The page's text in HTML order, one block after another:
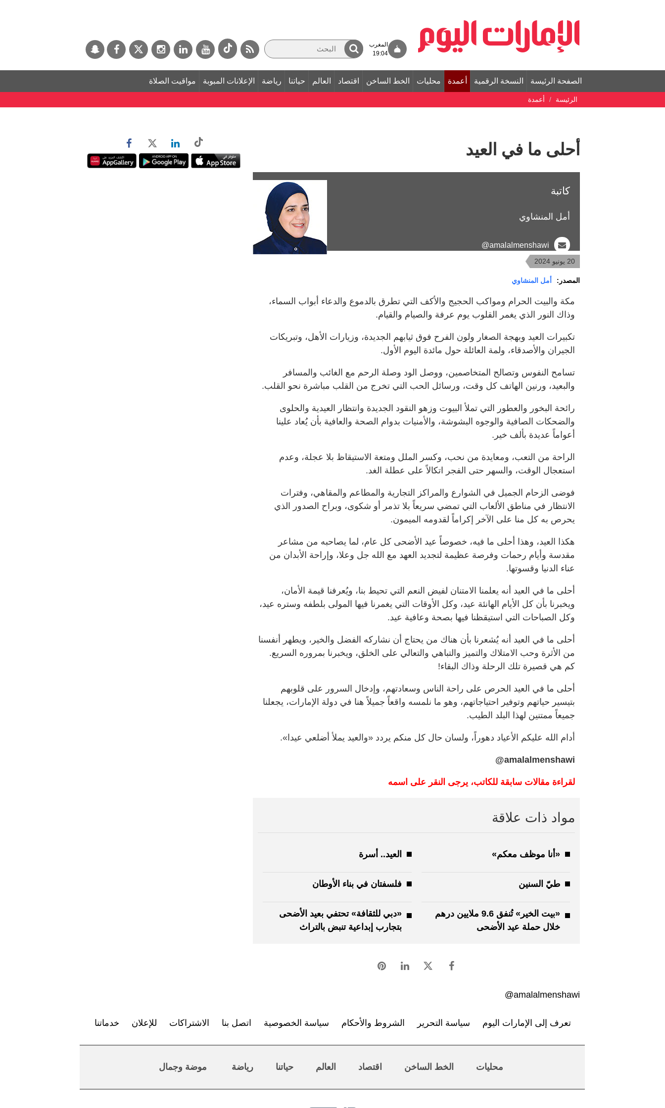
المغرب
19:04
الصفحة الرئيسة النسخة الرقمية أعمدة محليات الخط الساخن اقتصاد العالم حياتنا رياضة الإعلانات المبوبة مواقيت الصلاة
الرئيسة أعمدة
أحلى ما في العيد
كاتبة
أمل المنشاوي
amalalmenshawi@
20 يونيو 2024
المصدر: أمل المنشاوي
مكة والبيت الحرام ومواكب الحجيج والأكف التي تطرق بالدموع والدعاء أبواب السماء،
وذاك النور الذي يغمر القلوب يوم عرفة والصيام والقيام.
تكبيرات العيد وبهجة الصغار ولون الفرح فوق ثيابهم الجديدة، وزيارات الأهل، وتبريكات
الجيران والأصدقاء، ولمة العائلة حول مائدة اليوم الأول.
تسامح النفوس وتصالح المتخاصمين، ووصل الود وصلة الرحم مع الغائب والمسافر
والبعيد، ورنين الهاتف كل وقت، ورسائل الحب التي تخرج من القلب مباشرة نحو القلب.
رائحة البخور والعطور التي تملأ البيوت وزهو النقود الجديدة وانتظار العيدية والحلوى
والضحكات الصافية والوجوه البشوشة، والأمنيات بدوام الصحة والعافية بأن يُعاد علينا
أعواماً عديدة بألف خير.
الراحة من التعب، ومعايدة من نحب، وكسر الملل ومتعة الاستيقاظ بلا عجلة، وعدم
استعجال الوقت، والسهر حتى الفجر اتكالاً على عطلة الغد.
فوضى الزحام الجميل في الشوارع والمراكز التجارية والمطاعم والمقاهي، وفترات
الانتظار في مناطق الألعاب التي تمضي سريعاً بلا تذمر أو شكوى، وبراح الصدور الذي
يحرص به كل منا على الآخر إكراماً لقدومه الميمون.
هكذا العيد، وهذا أحلى ما فيه، خصوصاً عيد الأضحى كل عام، لما يصاحبه من مشاعر
مقدسة وأيام رحمات وفرصة عظيمة لتجديد العهد مع الله جل وعلا، وإراحة الأبدان من
عناء الدنيا وقسوتها.
أحلى ما في العيد أنه يعلمنا الامتنان لفيض النعم التي تحيط بنا، ويُعرفنا قيمة الأمان،
ويخبرنا بأن كل الأيام الهانئة عيد، وكل الأوقات التي يغمرنا فيها المولى بلطفه وستره عيد،
وكل الصباحات التي استيقظنا فيها بصحة وعافية عيد.
أحلى ما في العيد أنه يُشعرنا بأن هناك من يحتاج أن نشاركه الفضل والخير، ويطهر أنفسنا
من الأثرة وحب الامتلاك والتميز والتباهي والتعالي على الخلق، ويخبرنا بمروره السريع.
كم هي قصيرة تلك الرحلة وذاك البقاء!
أحلى ما في العيد الحرص على راحة الناس وسعادتهم، وإدخال السرور على قلوبهم
بتيسير حياتهم وتوفير احتياجاتهم، وهو ما نلمسه واقعاً جميلاً هنا في دولة الإمارات، يجعلنا
جميعاً ممتنين لهذا البلد الطيب.
أدام الله عليكم الأعياد دهوراً، ولسان حال كل منكم يردد «والعيد يملأ أضلعي عيدا».
amalalmenshawi@
لقراءة مقالات سابقة للكاتب، يرجى النقر على اسمه
مواد ذات علاقة
«أنا موظف معكم» العيد.. أسرة
طيّ السنين فلسفتان في بناء الأوطان
«بيت الخير» تُنفق 9.6 ملايين درهم
خلال حملة عيد الأضحى
«دبي للثقافة» تحتفي بعيد الأضحى
بتجارب إبداعية تنبض بالتراث
amalalmenshawi@
تعرف إلى الإمارات اليوم سياسة التحرير الشروط والأحكام سياسة الخصوصية اتصل بنا الاشتراكات للإعلان خدماتنا
محليات الخط الساخن اقتصاد العالم حياتنا رياضة موضة وجمال